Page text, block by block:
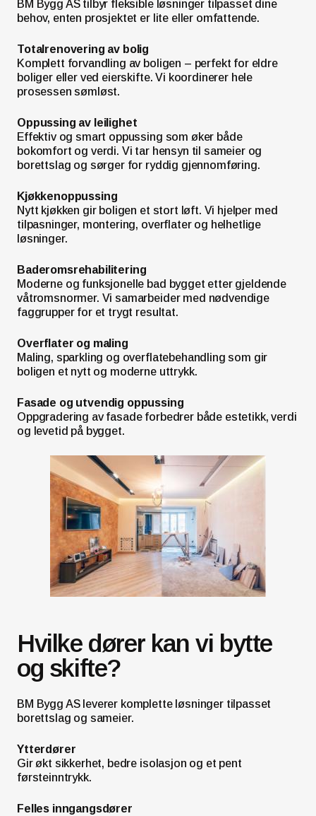
BM Bygg AS tilbyr fleksible løsninger tilpasset dine
behov, enten prosjektet er lite eller omfattende.
Totalrenovering av bolig
Komplett forvandling av boligen – perfekt for eldre
boliger eller ved eierskifte. Vi koordinerer hele
prosessen sømløst.
Oppussing av leilighet
Effektiv og smart oppussing som øker både
bokomfort og verdi. Vi tar hensyn til sameier og
borettslag og sørger for ryddig gjennomføring.
Kjøkkenoppussing
Nytt kjøkken gir boligen et stort løft. Vi hjelper med
tilpasninger, montering, overflater og helhetlige
løsninger.
Baderomsrehabilitering
Moderne og funksjonelle bad bygget etter gjeldende
våtromsnormer. Vi samarbeider med nødvendige
faggrupper for et trygt resultat.
Overflater og maling
Maling, sparkling og overflatebehandling som gir
boligen et nytt og moderne uttrykk.
Fasade og utvendig oppussing
Oppgradering av fasade forbedrer både estetikk, verdi
og levetid på bygget.
Hvilke dører kan vi bytte
og skifte?
BM Bygg AS leverer komplette løsninger tilpasset
borettslag og sameier.
Ytterdører
Gir økt sikkerhet, bedre isolasjon og et pent
førsteinntrykk.
Felles inngangsdører